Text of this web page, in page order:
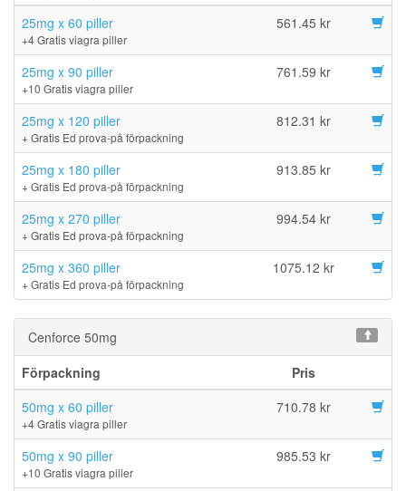
25mg x 60 piller
+4 Gratis viagra piller
561.45 kr
25mg x 90 piller
+10 Gratis viagra piller
761.59 kr
25mg x 120 piller
+ Gratis Ed prova-på förpackning
812.31 kr
25mg x 180 piller
+ Gratis Ed prova-på förpackning
913.85 kr
25mg x 270 piller
+ Gratis Ed prova-på förpackning
994.54 kr
25mg x 360 piller
+ Gratis Ed prova-på förpackning
1075.12 kr
Cenforce 50mg
Förpackning
Pris
50mg x 60 piller
+4 Gratis viagra piller
710.78 kr
50mg x 90 piller
+10 Gratis viagra piller
985.53 kr